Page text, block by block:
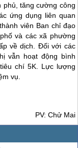
phủ, tăng cường công
ứng dụng liên quan
viên Ban chỉ đạo
và các xã phường
về dịch. Đối với các
vẫn hoạt động bình
chí 5K. Lực lượng
vụ.
PV: Chử Mai